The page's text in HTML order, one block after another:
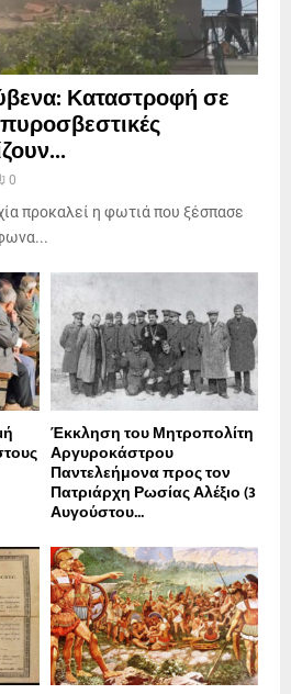
Καταστροφή σε
0
προκαλεί η φωτιά που ξέσπασε
Έκκληση του Μητροπολίτη
Αργυροκάστρου
Παντελεήμονα προς τον
Πατριάρχη Ρωσίας Αλέξιο (3
Αυγούστου...